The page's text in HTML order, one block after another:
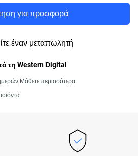
για προσφορά
έναν μεταπωλητή
τη Western Digital
Μάθετε περισσότερα